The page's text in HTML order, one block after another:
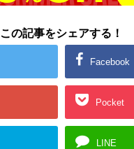
この記事をシェアする！
Facebook
Pocket
LINE